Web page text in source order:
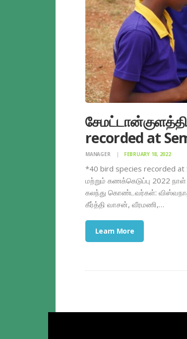
recorded at
MANAGER FEBRUARY 18, 2022
*40 bird species recorded
மற்றும் கணக்கெடுப்பு 2022
கலந்து கொண்டவர்கள்:
கீர்த்தி வாசன், வீரமணி,…
Learn More